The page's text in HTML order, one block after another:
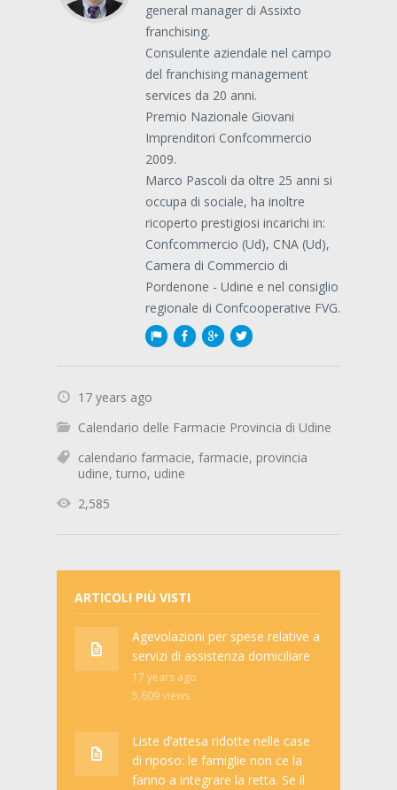
general manager di Assixto
franchising.
Consulente aziendale nel campo
del franchising management
services da 20 anni.
Premio Nazionale Giovani
Imprenditori Confcommercio
2009.
Marco Pascoli da oltre 25 anni si
occupa di sociale, ha inoltre
ricoperto prestigiosi incarichi in:
Confcommercio (Ud), CNA (Ud),
Camera di Commercio di
Pordenone - Udine e nel consiglio
regionale di Confcooperative FVG.
17 years ago
Calendario delle Farmacie Provincia di Udine
calendario farmacie, farmacie, provincia
udine, turno, udine
2,585
ARTICOLI PIÙ VISTI
Agevolazioni per spese relative a
servizi di assistenza domiciliare
17 years ago
5,609views
Liste d’attesa ridotte nelle case
di riposo: le famiglie non ce la
fanno a integrare la retta. Se il